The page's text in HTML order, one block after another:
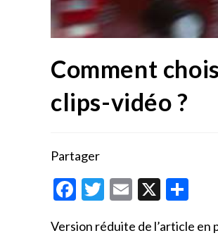
Comment
clips-vidéo ?
Partager
F
e
T
itt
E
ai
X
ta
Version réduite de l’article en